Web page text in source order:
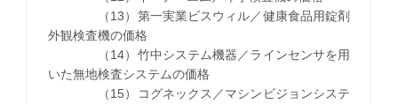
（13）第一実業ビスウィル／健康食品用錠剤
外観検査機の価格
（14）竹中システム機器／ラインセンサを用
いた無地検査システムの価格
（15）コグネックス／マシンビジョンシステ